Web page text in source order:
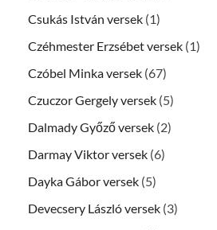
Csukás István versek (1)
Czéhmester Erzsébet versek (1)
Czóbel Minka versek (67)
Czuczor Gergely versek (5)
Dalmady Győző versek (2)
Darmay Viktor versek (6)
Dayka Gábor versek (5)
Devecsery László versek (3)